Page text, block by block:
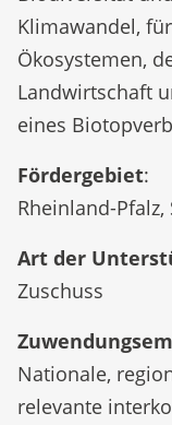
Klimawandel,
Ökosystemen,
Landwirtschaft
eines
Fördergebiet:
Rheinland-Pfalz,
Art der
Zuschuss
Nationale,
relevante